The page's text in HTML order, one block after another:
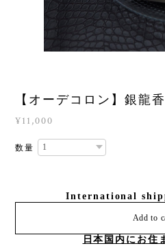
【オーデコロン】銀龍香
¥11,000
数量
International
Add to
日本国内にお住